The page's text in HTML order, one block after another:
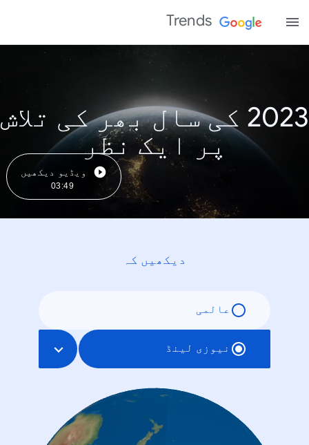
Trends
2023 کی سال بھر کی تلاش
پر ایک نظر
ویڈیو دیکھیں
03:49
دیکھیں کہ
عالمی
نیوزی لینڈ